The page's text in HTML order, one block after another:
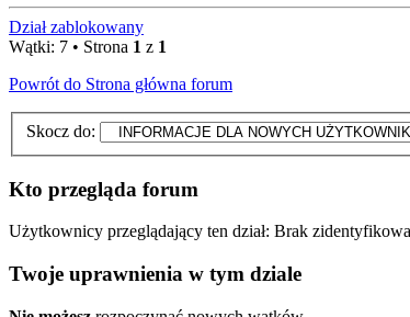
Dział zablokowany
Wątki: 7 • Strona 1 z 1
Powrót do Strona główna forum
Skocz do:
Kto przegląda forum
Użytkownicy przeglądający ten dział: Brak
Twoje uprawnienia w tym dziale